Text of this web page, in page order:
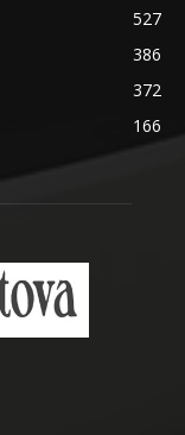
527
386
372
166